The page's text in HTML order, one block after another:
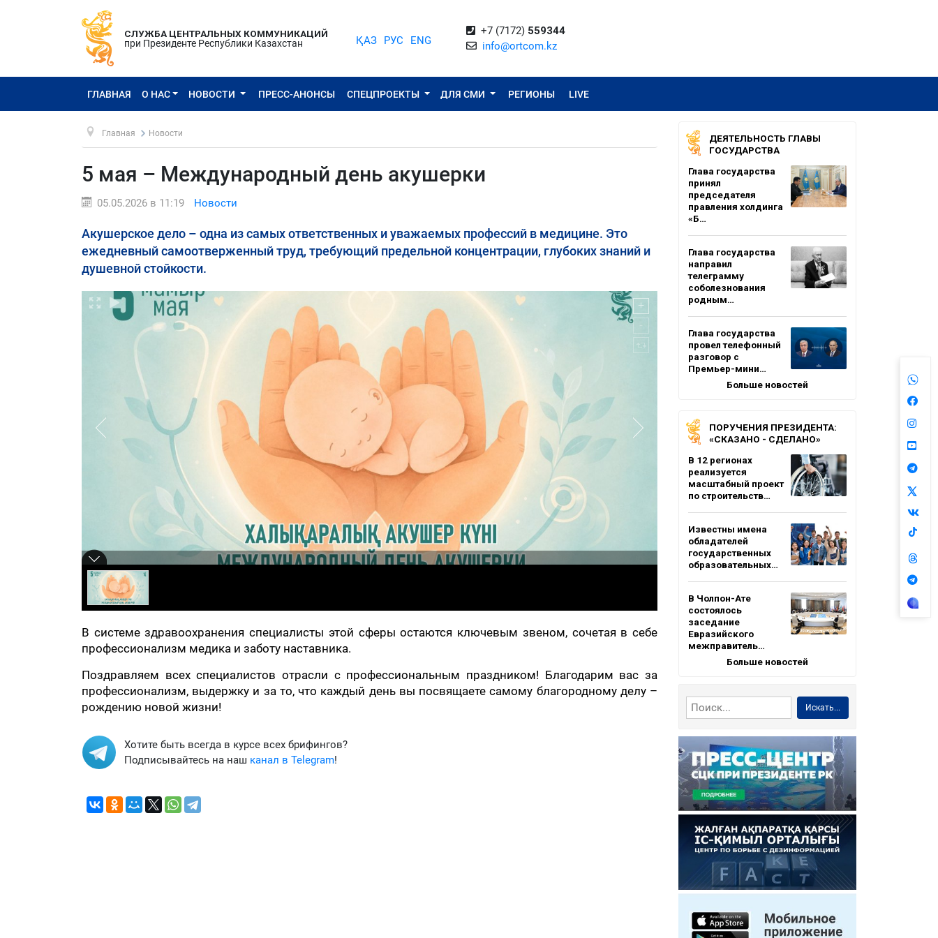
СЛУЖБА ЦЕНТРАЛЬНЫХ КОММУНИКАЦИЙ
при Президенте Республики Казахстан
ҚАЗ РУС ENG
+7 (7172) 559344
info@ortcom.kz
ГЛАВНАЯ О НАС НОВОСТИ ПРЕСС-АНОНСЫ СПЕЦПРОЕКТЫ ДЛЯ СМИ РЕГИОНЫ LIVE
Главная Новости
5 мая – Международный день акушерки
05.05.2026 в 11:19 Новости
Акушерское дело – одна из самых ответственных и уважаемых профессий в медицине. Это
ежедневный самоотверженный труд, требующий предельной концентрации, глубоких знаний и
душевной стойкости.
В системе здравоохранения специалисты этой сферы остаются ключевым звеном, сочетая в себе
профессионализм медика и заботу наставника.
Поздравляем всех специалистов отрасли с профессиональным праздником! Благодарим вас за
профессионализм, выдержку и за то, что каждый день вы посвящаете самому благородному делу –
рождению новой жизни!
Хотите быть всегда в курсе всех брифингов?
Подписывайтесь на наш канал в Telegram!
ДЕЯТЕЛЬНОСТЬ ГЛАВЫ
ГОСУДАРСТВА
Глава государства
принял
председателя
правления холдинга
«Б…
Глава государства
направил
телеграмму
соболезнования
родным…
Глава государства
провел телефонный
разговор с
Премьер-мини…
Больше новостей
ПОРУЧЕНИЯ ПРЕЗИДЕНТА:
«СКАЗАНО - СДЕЛАНО»
В 12 регионах
реализуется
масштабный проект
по строительств…
Известны имена
обладателей
государственных
образовательных…
В Чолпон-Ате
состоялось
заседание
Евразийского
межправитель…
Больше новостей
Искать...